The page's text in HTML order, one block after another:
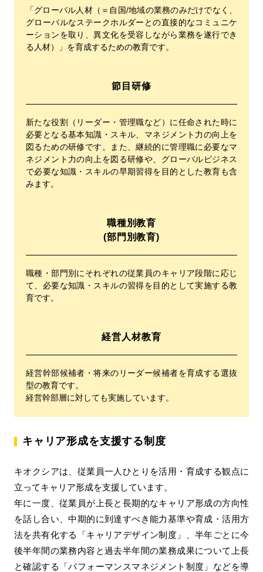
「グローバル人材（＝自国/地域の業務のみだけでなく、
グローバルなステークホルダーとの直接的なコミュニケ
ーションを取り、異文化を受容しながら業務を遂行でき
る人材）」を育成するための教育です。
節目研修
新たな役割（リーダー・管理職など）に任命された時に
必要となる基本知識・スキル、マネジメント力の向上を
図るための研修です。また、継続的に管理職に必要なマ
ネジメント力の向上を図る研修や、グローバルビジネス
で必要な知識・スキルの早期習得を目的とした教育も含
みます。
職種別教育
(部門別教育)
職種・部門別にそれぞれの従業員のキャリア段階に応じ
て、必要な知識・スキルの習得を目的として実施する教
育です。
経営人材教育
経営幹部候補者・将来のリーダー候補者を育成する選抜
型の教育です。
経営幹部層に対しても実施しています。
キャリア形成を支援する制度
キオクシアは、従業員一人ひとりを活用・育成する観点に
立ってキャリア形成を支援しています。
年に一度、従業員が上長と長期的なキャリア形成の方向性
を話し合い、中期的に到達すべき能力基準や育成・活用方
法を共有化する「キャリアデザイン制度」、半年ごとに今
後半年間の業務内容と過去半年間の業務成果について上長
と確認する「パフォーマンスマネジメント制度」などを導